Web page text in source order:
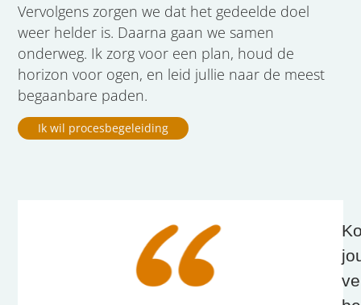
Vervolgens zorgen we dat het gedeelde doel
weer helder is. Daarna gaan we samen
onderweg. Ik zorg voor een plan, houd de
horizon voor ogen, en leid jullie naar de meest
begaanbare paden.
Ik wil procesbegeleiding